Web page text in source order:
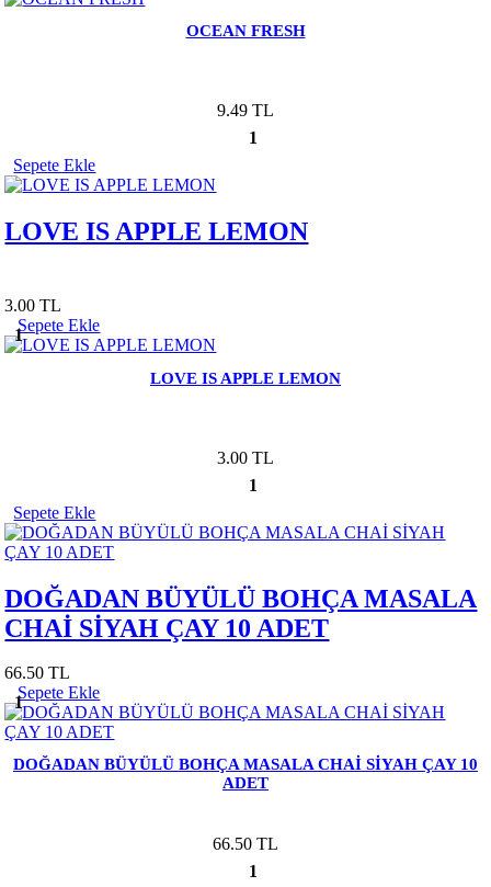
OCEAN FRESH
9.49 TL
1
Sepete Ekle
LOVE IS APPLE LEMON
3.00 TL
1
Sepete Ekle
LOVE IS APPLE LEMON
3.00 TL
1
Sepete Ekle
DOĞADAN BÜYÜLÜ BOHÇA MASALA
CHAİ SİYAH ÇAY 10 ADET
66.50 TL
1
Sepete Ekle
DOĞADAN BÜYÜLÜ BOHÇA MASALA CHAİ SİYAH ÇAY 10
ADET
66.50 TL
1